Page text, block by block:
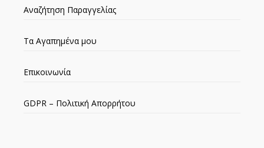
Αναζήτηση Παραγγελίας
Τα Αγαπημένα μου
Επικοινωνία
GDPR – Πολιτική Απορρήτου